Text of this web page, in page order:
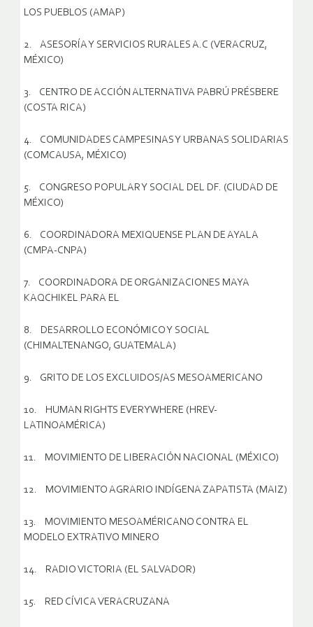
LOS PUEBLOS (AMAP)
2. ASESORÍA Y SERVICIOS RURALES A.C (VERACRUZ,
MÉXICO)
3. CENTRO DE ACCIÓN ALTERNATIVA PABRÚ PRÉSBERE
(COSTA RICA)
4. COMUNIDADES CAMPESINAS Y URBANAS SOLIDARIAS
(COMCAUSA, MÉXICO)
5. CONGRESO POPULAR Y SOCIAL DEL DF. (CIUDAD DE
MÉXICO)
6. COORDINADORA MEXIQUENSE PLAN DE AYALA
(CMPA-CNPA)
7. COORDINADORA DE ORGANIZACIONES MAYA
KAQCHIKEL PARA EL
8. DESARROLLO ECONÓMICO Y SOCIAL
(CHIMALTENANGO, GUATEMALA)
9. GRITO DE LOS EXCLUIDOS/AS MESOAMERICANO
10. HUMAN RIGHTS EVERYWHERE (HREV-
LATINOAMÉRICA)
11. MOVIMIENTO DE LIBERACIÓN NACIONAL (MÉXICO)
12. MOVIMIENTO AGRARIO INDÍGENA ZAPATISTA (MAIZ)
13. MOVIMIENTO MESOAMÉRICANO CONTRA EL
MODELO EXTRATIVO MINERO
14. RADIO VICTORIA (EL SALVADOR)
15. RED CÍVICA VERACRUZANA